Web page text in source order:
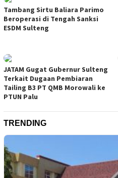
Tambang Sirtu Baliara Parimo
Beroperasi di Tengah Sanksi
ESDM Sulteng
JATAM Gugat Gubernur Sulteng
Terkait Dugaan Pembiaran
Tailing B3 PT QMB Morowali ke
PTUN Palu
TRENDING